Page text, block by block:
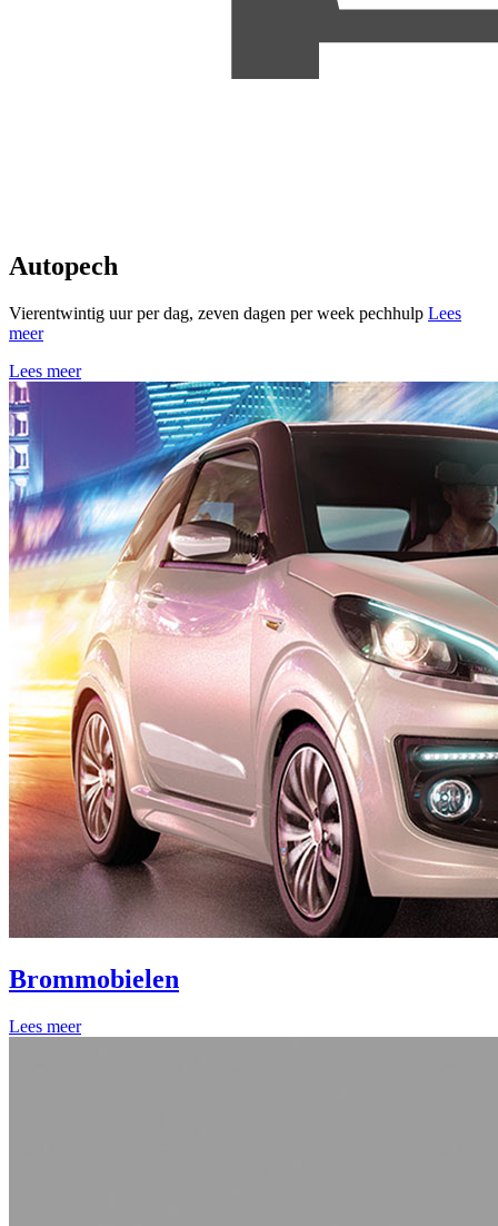
Autopech
Vierentwintig uur per dag, zeven dagen per week pechhulp Lees
meer
Lees meer
Brommobielen
Lees meer